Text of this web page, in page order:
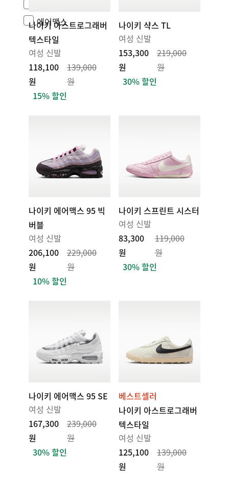
에어맥스
나이키 아스트로그래버
텍스타일
여성 신발
118,100
원
139,000
원
15% 할인
나이키 샥스 TL
여성 신발
153,300
원
219,000
원
30% 할인
나이키 에어맥스 95 빅
버블
여성 신발
206,100
원
229,000
원
10% 할인
나이키 스프린트 시스터
여성 신발
83,300
원
119,000
원
30% 할인
나이키 에어맥스 95 SE
여성 신발
167,300
원
239,000
원
30% 할인
베스트셀러
나이키 아스트로그래버
텍스타일
여성 신발
125,100
원
139,000
원